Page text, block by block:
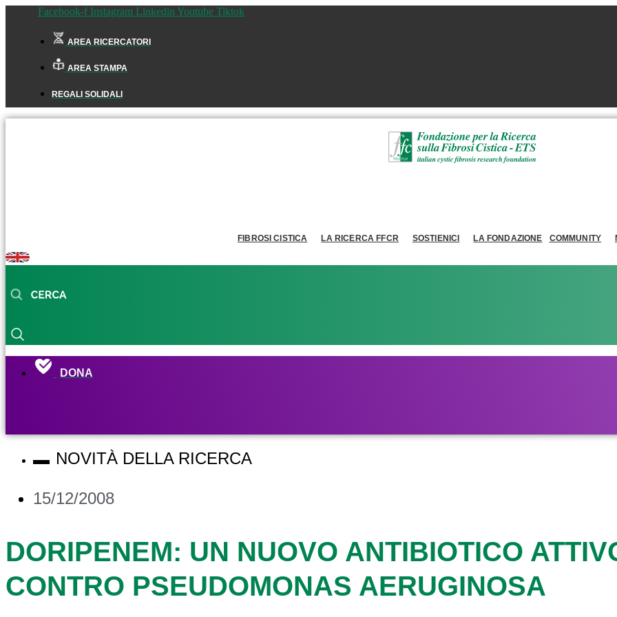
Facebook-f Instagram Linkedin Youtube Tiktok
AREA RICERCATORI
AREA STAMPA
REGALI SOLIDALI
FIBROSI CISTICA LA RICERCA FFCR SOSTIENICI LA FONDAZIONE COMMUNITY
DONA
NOVITÀ DELLA RICERCA
15/12/2008
DORIPENEM: UN NUOVO ANTIBIOTICO
CONTRO PSEUDOMONAS AERUGINOSA